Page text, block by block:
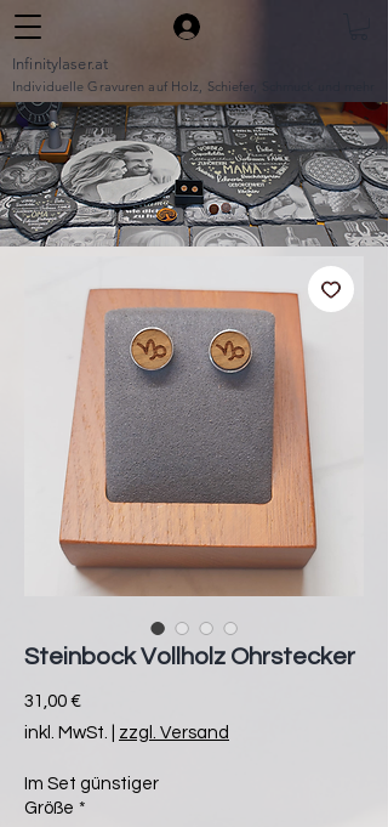
Infinitylaser.at
Individuelle Gravuren auf Holz, Schiefer, Schmuck und mehr
Steinbock Vollholz Ohrstecker
31,00 €Preis
inkl. MwSt.
zzgl. Versand
Im Set günstiger
Größe *